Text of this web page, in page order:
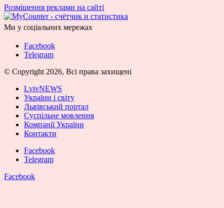
Розміщення реклами на сайті
Ми у соціальних мережах
Facebook
Telegram
© Copyright 2026, Всі права захищені
LvivNEWS
України і світу
Львівський портал
Суспільне мовлення
Компанії України
Контакти
Facebook
Telegram
Facebook